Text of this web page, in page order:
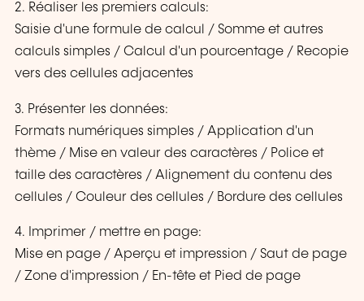
2. Réaliser les premiers calculs:
Saisie d'une formule de calcul / Somme et autres
calculs simples / Calcul d'un pourcentage / Recopie
vers des cellules adjacentes
3. Présenter les données:
Formats numériques simples / Application d'un
thème / Mise en valeur des caractères / Police et
taille des caractères / Alignement du contenu des
cellules / Couleur des cellules / Bordure des cellules
4. Imprimer / mettre en page:
Mise en page / Aperçu et impression / Saut de page
/ Zone d'impression / En-tête et Pied de page